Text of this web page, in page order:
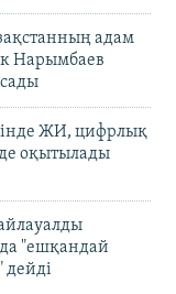
адам
Нарымбаев
ЖИ, цифрлық
оқытылады
"ешқандай
дейді